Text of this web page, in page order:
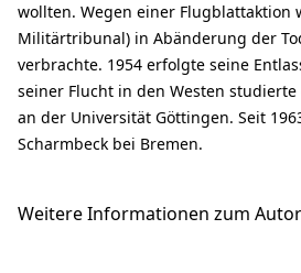
wollten. Wegen einer Flugblattaktion
Militärtribunal) in Abänderung der
verbrachte. 1954 erfolgte seine
seiner Flucht in den Westen
an der Universität Göttingen. Seit
Scharmbeck bei Bremen.
Weitere Informationen zum